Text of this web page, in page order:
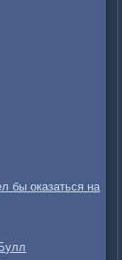
бы оказаться на